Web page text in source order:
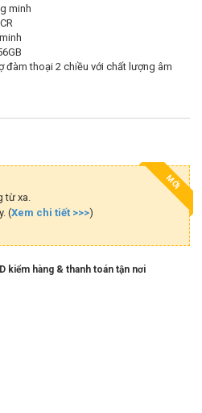
minh
đàm thoại 2 chiều với chất lượng âm
MỚI
từ xa.
(Xem chi tiết >>>)
kiểm hàng & thanh toán tận nơi